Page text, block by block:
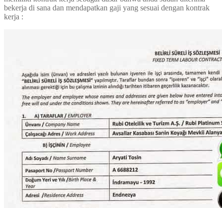
bekerja di sana dan mendapatkan gaji yang sesuai dengan kontrak
kerja :